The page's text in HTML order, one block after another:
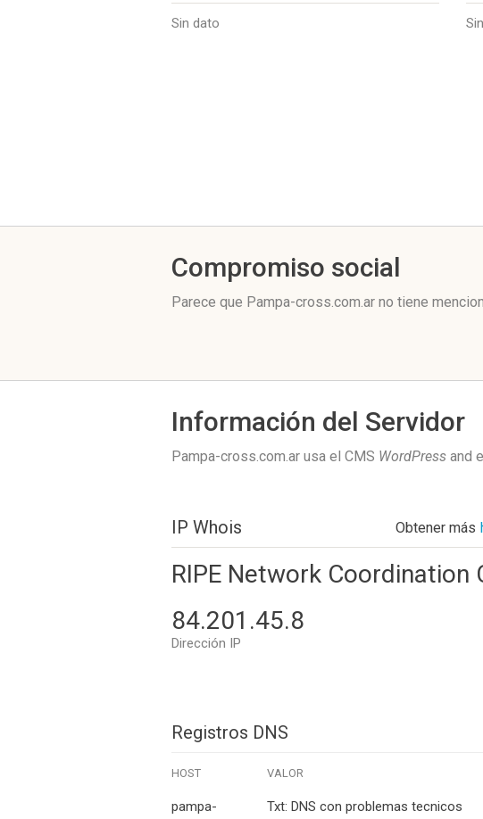
Sin dato
Compromiso social
Parece que Pampa-cross.com.ar no tiene
Información del Servidor
Pampa-cross.com.ar usa el CMS WordPress and
IP Whois Obtener más
RIPE Network Coordination
84.201.45.8
Dirección IP
Registros DNS
HOST VALOR
pampa-
Txt: DNS con problemas tecnicos